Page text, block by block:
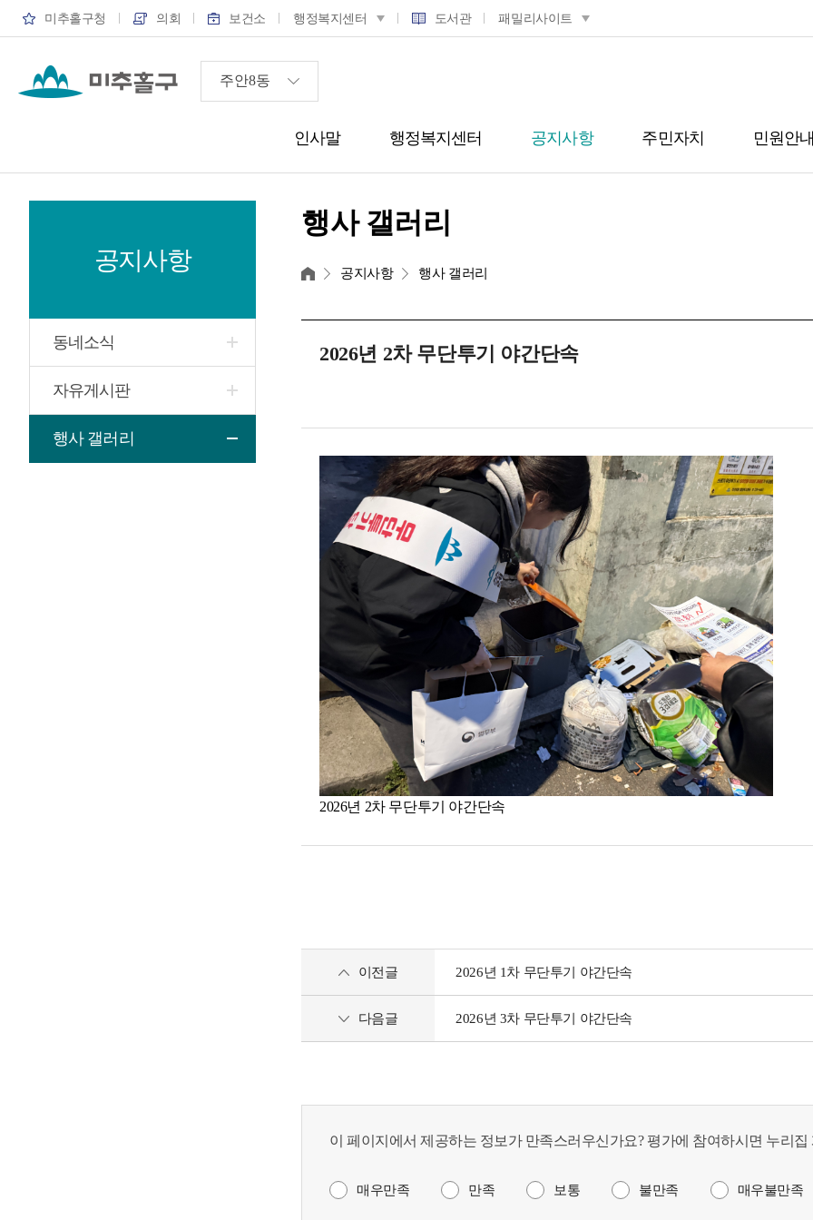
미추홀구청 의회 보건소 행정복지센터 도서관 패밀리사이트
인사말 행정복지센터 공지사항 주민자치 민원안내
공지사항
동네소식
자유게시판
행사 갤러리
행사 갤러리
홈 공지사항 행사 갤러리
2026년 2차 무단투기 야간단속
2026년 2차 무단투기 야간단속
이전글 2026년 1차 무단투기 야간단속
다음글 2026년 3차 무단투기 야간단속
이 페이지에서 제공하는 정보가 만족스러우신가요? 평가에 참여하시면 누리
매우만족 만족 보통 불만족 매우불만족